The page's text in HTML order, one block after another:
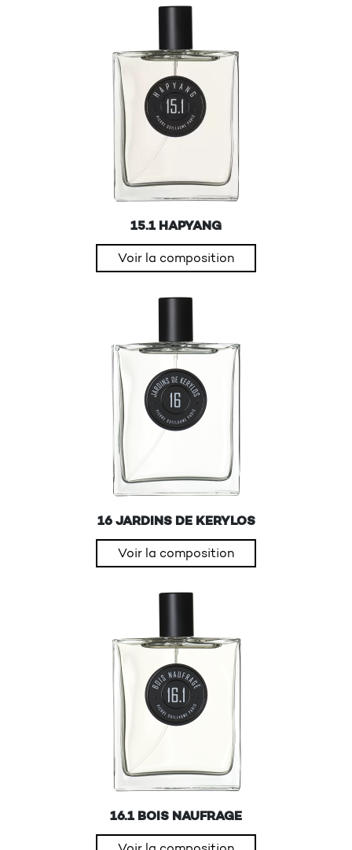
15.1 HAPYANG
Voir la composition
16 JARDINS DE KERYLOS
Voir la composition
16.1 BOIS NAUFRAGE